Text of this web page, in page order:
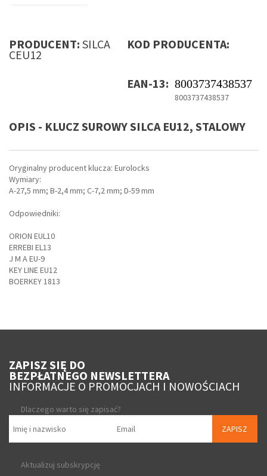
PRODUCENT: SILCA KOD PRODUCENTA:
CEU12
EAN-13: 8003737438537
8003737438537
OPIS - KLUCZ SUROWY SILCA EU12, STALOWY
Oryginalny producent klucza: Eurolocks
Wymiary:
A-27,5 mm; B-2,4 mm; C-7,2 mm; D-59 mm
Odpowiedniki:
ORION EUL10
ERREBI EL13
J M A EU-9
KEY LINE EU12
BOERKEY 1813
ZAPISZ SIĘ DO
BEZPŁATNEGO NEWSLETTERA
INFORMACJE O PROMOCJACH I NOWOŚCIACH
Dlaczego warto się zapisać?
ZAPISZ
Aktualizuj subskrypcję